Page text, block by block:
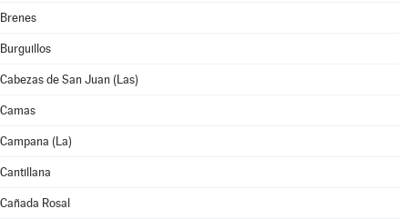
Brenes
Burguillos
Cabezas de San Juan (Las)
Camas
Campana (La)
Cantillana
Cañada Rosal